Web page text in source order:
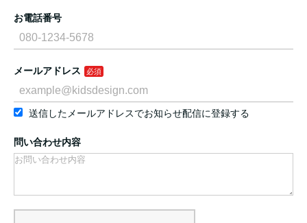
お電話番号
メールアドレス
送信したメールアドレスでお知らせ配信に登録する
問い合わせ内容